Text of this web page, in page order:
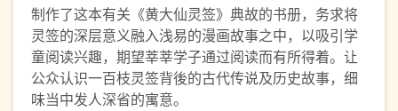
制作了这本有关《黄大仙灵签》典故的书册，务求将
灵签的深层意义融入浅易的漫画故事之中，以吸引学
童阅读兴趣，期望莘莘学子通过阅读而有所得着。让
公众认识一百枝灵签背後的古代传说及历史故事，细
味当中发人深省的寓意。